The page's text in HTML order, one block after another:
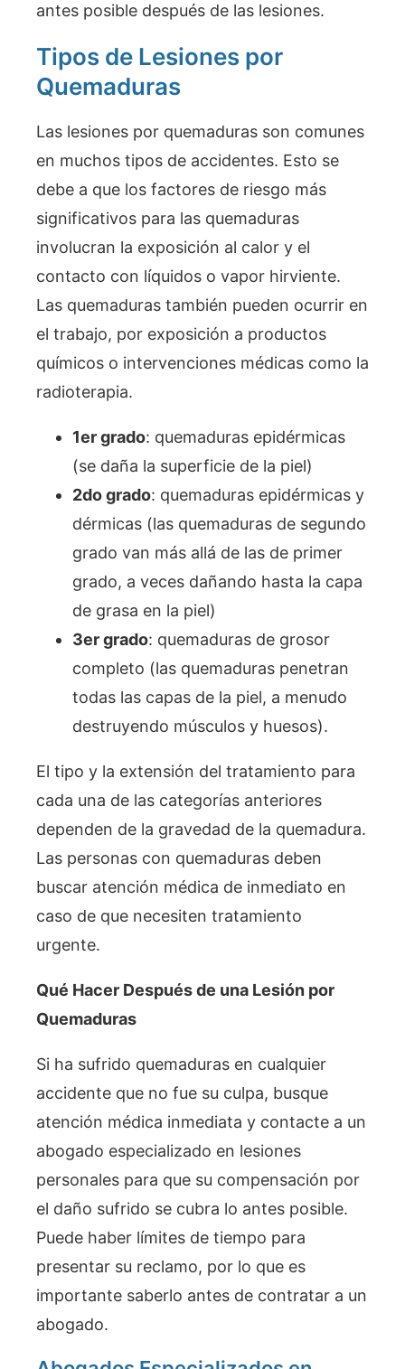
antes posible después de las lesiones.
Tipos de Lesiones por
Quemaduras
Las lesiones por quemaduras son comunes
en muchos tipos de accidentes. Esto se
debe a que los factores de riesgo más
significativos para las quemaduras
involucran la exposición al calor y el
contacto con líquidos o vapor hirviente.
Las quemaduras también pueden ocurrir en
el trabajo, por exposición a productos
químicos o intervenciones médicas como la
radioterapia.
1er grado: quemaduras epidérmicas
(se daña la superficie de la piel)
2do grado: quemaduras epidérmicas y
dérmicas (las quemaduras de segundo
grado van más allá de las de primer
grado, a veces dañando hasta la capa
de grasa en la piel)
3er grado: quemaduras de grosor
completo (las quemaduras penetran
todas las capas de la piel, a menudo
destruyendo músculos y huesos).
El tipo y la extensión del tratamiento para
cada una de las categorías anteriores
dependen de la gravedad de la quemadura.
Las personas con quemaduras deben
buscar atención médica de inmediato en
caso de que necesiten tratamiento
urgente.
Qué Hacer Después de una Lesión por
Quemaduras
Si ha sufrido quemaduras en cualquier
accidente que no fue su culpa, busque
atención médica inmediata y contacte a un
abogado especializado en lesiones
personales para que su compensación por
el daño sufrido se cubra lo antes posible.
Puede haber límites de tiempo para
presentar su reclamo, por lo que es
importante saberlo antes de contratar a un
abogado.